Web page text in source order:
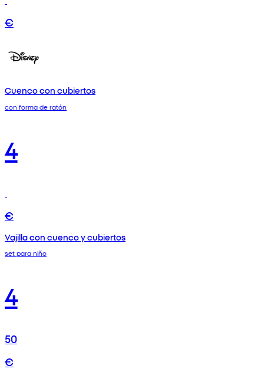
€
Cuenco con cubiertos
con forma de ratón
4
€
Vajilla con cuenco y cubiertos
set para niño
4
50
€